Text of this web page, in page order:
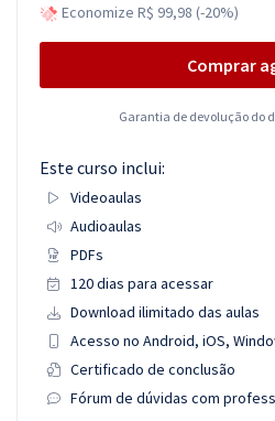
Economize R$ 99,98 (-20%)
Comprar
Garantia de devolução do
Este curso inclui:
Videoaulas
Audioaulas
PDFs
120 dias para acessar
Download ilimitado das aulas
Acesso no Android, iOS,
Certificado de conclusão
Fórum de dúvidas com